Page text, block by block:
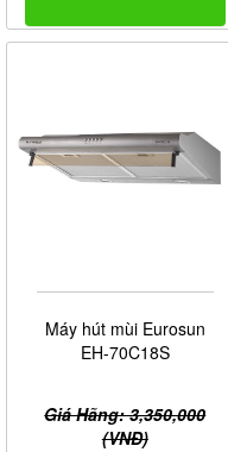
Máy hút mùi Eurosun
EH-70C18S
Giá Hãng: 3,350,000
(VNĐ)